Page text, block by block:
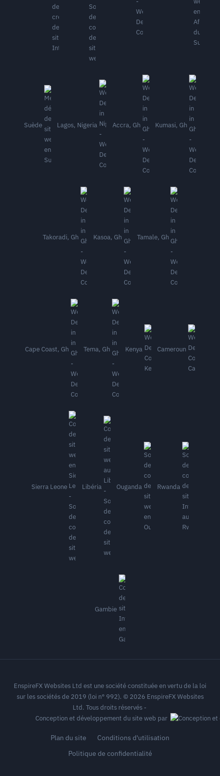
Suède Lagos, Nigeria Accra, Gh Kumasi, Gh
Takoradi, Gh Kasoa, Gh Tamale, Gh
Cape Coast, Gh Tema, Gh Kenya Cameroun
Sierra Leone Libéria Ouganda Rwanda
Gambie
EnspireFX Websites Ltd est une société constituée en vertu de la loi
sur les sociétés de 2019 (loi n° 992). © 2026 EnspireFX Websites
Ltd. Tous droits réservés -
Conception et développement du site web par
Plan du site
Conditions d'utilisation
Politique de confidentialité